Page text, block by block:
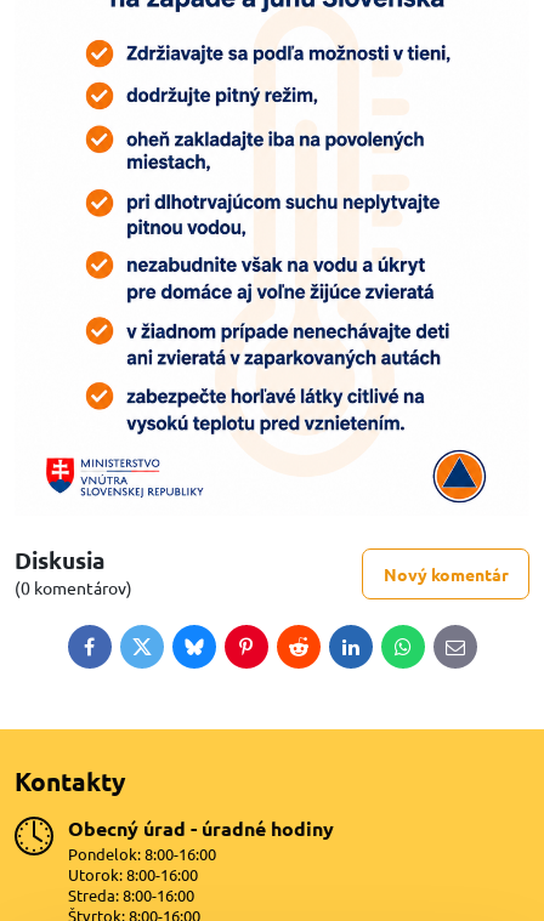
Diskusia
(0 komentárov)
Nový komentár
FacebookTwitterBlueskyPinterestRedditLinkedInWhatsApp
E-
mail
Kontakty
Obecný úrad - úradné hodiny
Pondelok: 8:00-16:00
Utorok: 8:00-16:00
Streda: 8:00-16:00
Štvrtok: 8:00-16:00